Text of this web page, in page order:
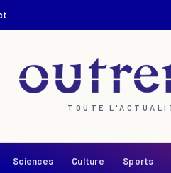
TOUTE
Sciences Culture Sports